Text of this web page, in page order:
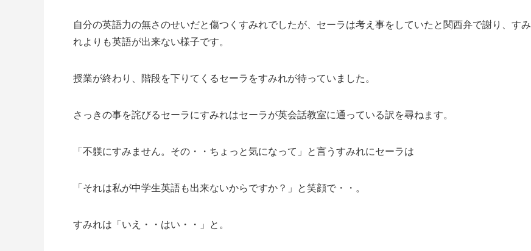
自分の英語力の無さのせいだと傷つくすみれでしたが、セーラは考え事をしていたと関西弁で謝り、すみ
れよりも英語が出来ない様子です。
授業が終わり、階段を下りてくるセーラをすみれが待っていました。
さっきの事を詫びるセーラにすみれはセーラが英会話教室に通っている訳を尋ねます。
「不躾にすみません。その・・ちょっと気になって」と言うすみれにセーラは
「それは私が中学生英語も出来ないからですか？」と笑顔で・・。
すみれは「いえ・・はい・・」と。